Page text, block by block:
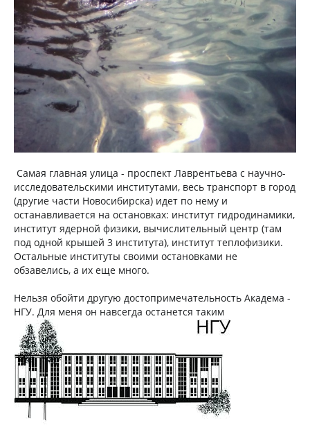
Самая главная улица - проспект Лаврентьева с научно-
исследовательскими институтами, весь транспорт в город
(другие части Новосибирска) идет по нему и
останавливается на остановках: институт гидродинамики,
институт ядерной физики, вычислительный центр (там
под одной крышей 3 института), институт теплофизики.
Остальные институты своими остановками не
обзавелись, а их еще много.
Нельзя обойти другую достопримечательность Академа -
НГУ. Для меня он навсегда останется таким